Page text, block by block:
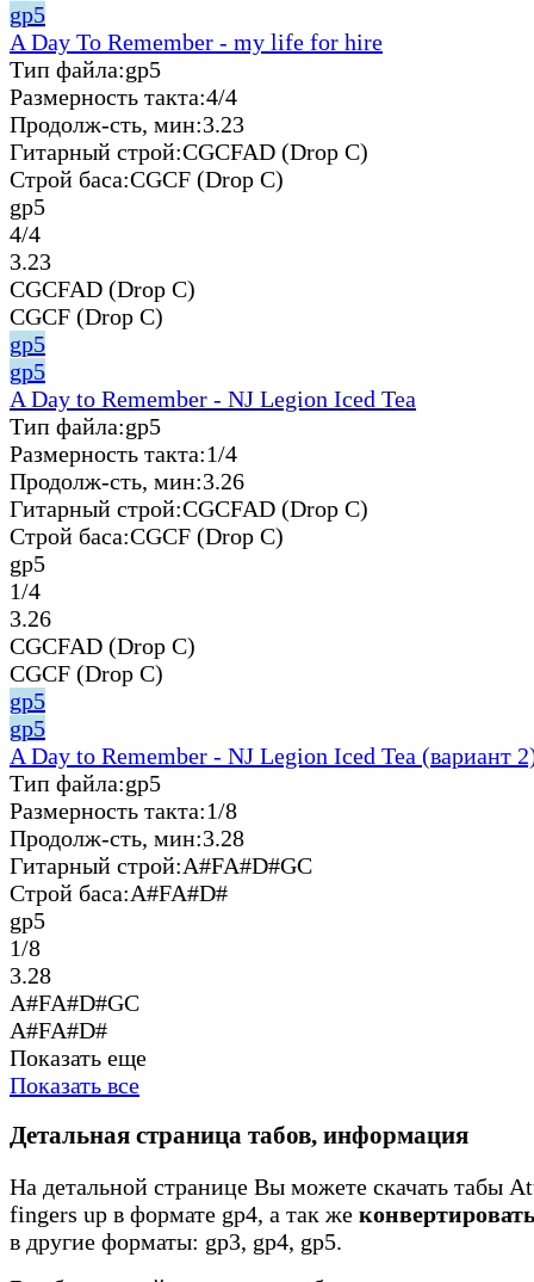
gp5
A Day To Remember - my life for hire
Тип файла:gp5
Размерность такта:4/4
Продолж-сть, мин:3.23
Гитарный строй:CGCFAD (Drop C)
Строй баса:CGCF (Drop C)
gp5
4/4
3.23
CGCFAD (Drop C)
CGCF (Drop C)
gp5
gp5
A Day to Remember - NJ Legion Iced Tea
Тип файла:gp5
Размерность такта:1/4
Продолж-сть, мин:3.26
Гитарный строй:CGCFAD (Drop C)
Строй баса:CGCF (Drop C)
gp5
1/4
3.26
CGCFAD (Drop C)
CGCF (Drop C)
gp5
gp5
A Day to Remember - NJ Legion Iced Tea (вариант
Тип файла:gp5
Размерность такта:1/8
Продолж-сть, мин:3.28
Гитарный строй:A#FA#D#GC
Строй баса:A#FA#D#
gp5
1/8
3.28
A#FA#D#GC
A#FA#D#
Показать еще
Показать все
Детальная страница табов, информация
На детальной странице Вы можете скачать табы
fingers up в формате gp4, а так же
в другие форматы: gp3, gp4, gp5.